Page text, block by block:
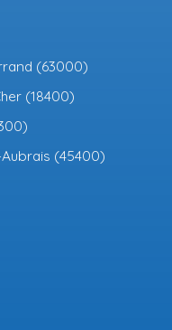
(63000)
(18400)
(45400)